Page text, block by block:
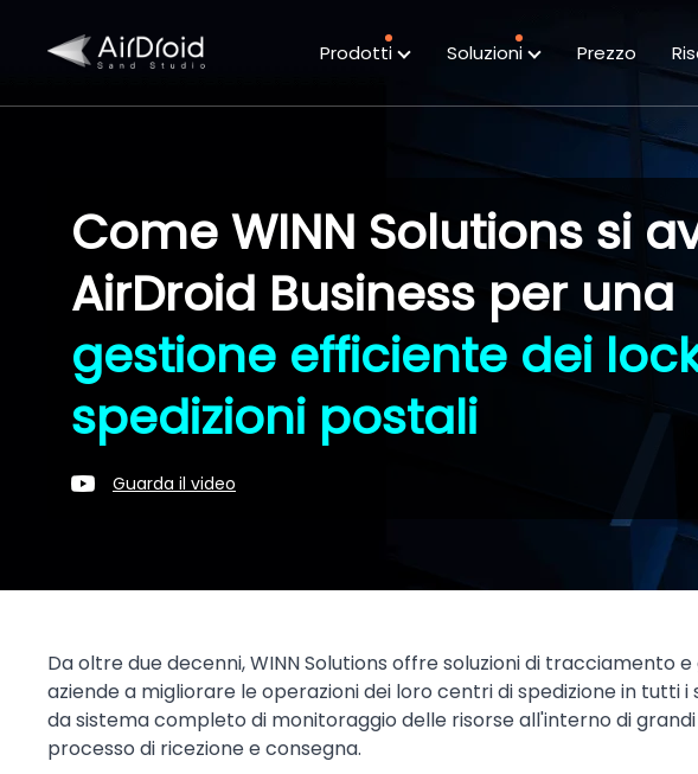
Prodotti Soluzioni Prezzo
Come WINN Solutions si
AirDroid Business per una
gestione efficiente dei
spedizioni postali
Guarda il video
Da oltre due decenni, WINN Solutions offre soluzioni di tracciamento
aziende a migliorare le operazioni dei loro centri di spedizione in tutti i
da sistema completo di monitoraggio delle risorse all'interno di
processo di ricezione e consegna.